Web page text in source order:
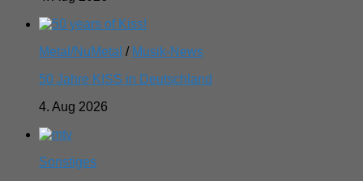
Metal/NuMetal / Musik-News
50 Jahre KISS in Deutschland
4. Aug 2026
Sonstiges